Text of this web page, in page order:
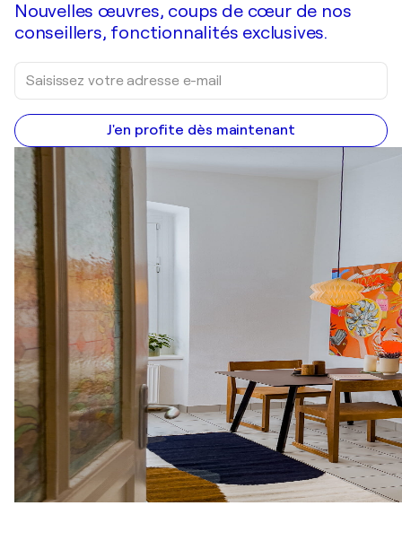
Nouvelles œuvres, coups de cœur de nos
conseillers, fonctionnalités exclusives.
J'en profite dès maintenant